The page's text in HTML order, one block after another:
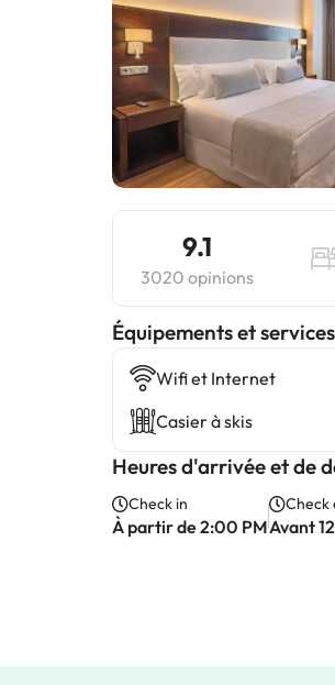
9.1
3020 opinions
​Équipements et services
Wifi et Internet
Casier à skis
Heures d'arrivée et de
Check in
À partir de 2:00 PM
Check
Avant